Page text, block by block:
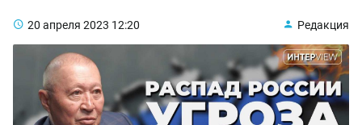
20 апреля 2023 12:20 Редакция